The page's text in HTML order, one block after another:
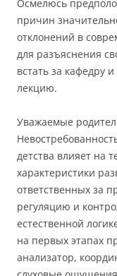
Осмелюсь
причин
отклонений в
для разъяснения
встать за кафедру
лекцию.
Уважаемые
детства влияет на
характеристики
ответственных за
регуляцию и
естественной
на первых этапах
анализатор,